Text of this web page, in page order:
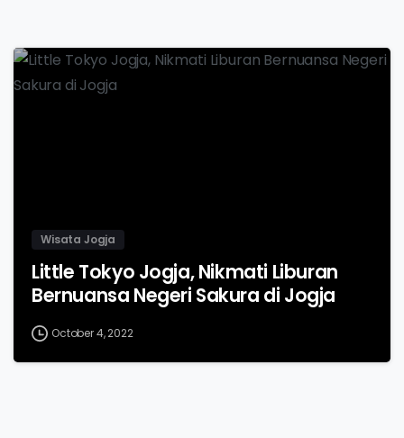
Wisata Jogja
Little Tokyo Jogja, Nikmati Liburan
Bernuansa Negeri Sakura di Jogja
October 4, 2022